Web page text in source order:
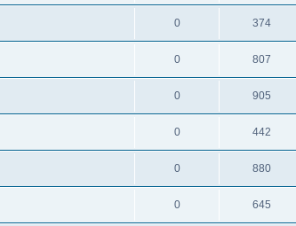
0 374
0 807
0 905
0 442
0 880
0 645